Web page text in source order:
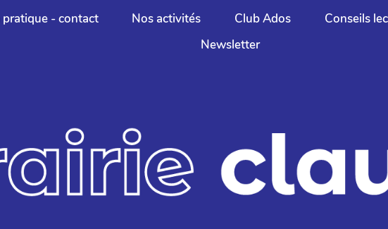
pratique - contact Nos activités Club Ados
Conseils
Newsletter